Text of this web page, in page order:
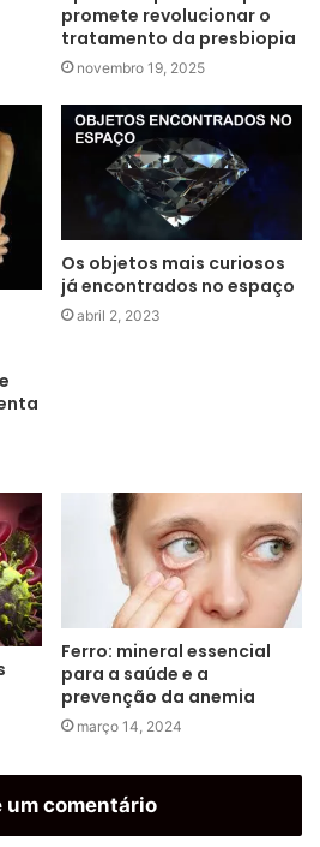
promete revolucionar o
tratamento da presbiopia
novembro 19, 2025
Os objetos mais curiosos
já encontrados no espaço
abril 2, 2023
Ferro: mineral essencial
para a saúde e a
prevenção da anemia
março 14, 2024
um comentário